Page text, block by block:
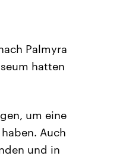
Palmyra
hatten
um eine
Auch
und in